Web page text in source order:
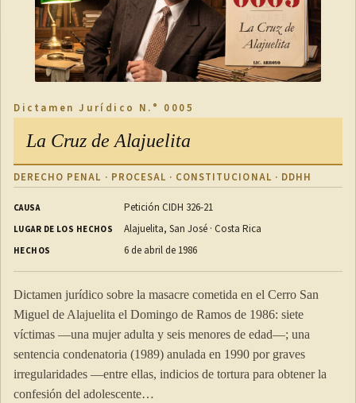
Dictamen Jurídico N.° 0005
La Cruz de Alajuelita
DERECHO PENAL · PROCESAL · CONSTITUCIONAL · DDHH
CAUSA Petición CIDH 326-21
LUGAR DE LOS HECHOS Alajuelita, San José · Costa Rica
HECHOS 6 de abril de 1986
Dictamen jurídico sobre la masacre cometida en el Cerro San
Miguel de Alajuelita el Domingo de Ramos de 1986: siete
víctimas —una mujer adulta y seis menores de edad—; una
sentencia condenatoria (1989) anulada en 1990 por graves
irregularidades —entre ellas, indicios de tortura para obtener la
confesión del adolescente…